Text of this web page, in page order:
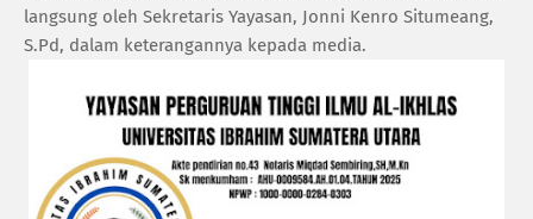
langsung oleh Sekretaris Yayasan, Jonni Kenro Situmeang,
S.Pd, dalam keterangannya kepada media.